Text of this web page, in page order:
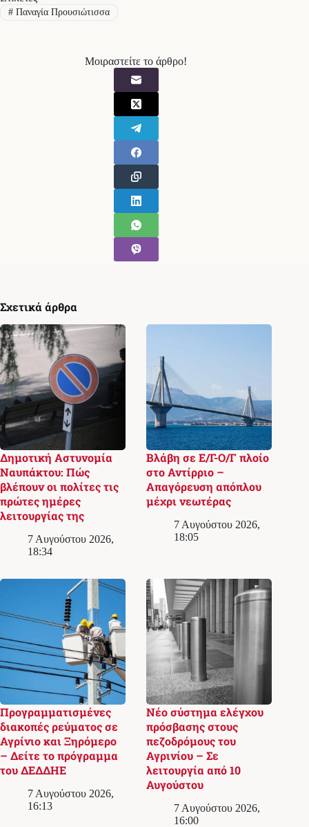
#Παναγία Προυσιώτισσα
Μοιραστείτε το άρθρο!
Σχετικά άρθρα
Δημοτική Αστυνομία
Ναυπάκτου: Πώς
βλέπουν οι πολίτες τις
πρώτες ημέρες
λειτουργίας της
7 Αυγούστου 2026,
18:34
Βλάβη σε Ε/Γ-Ο/Γ πλοίο
στο Αντίρριο –
Απαγόρευση απόπλου
μέχρι νεωτέρας
7 Αυγούστου 2026,
18:05
Προγραμματισμένες
διακοπές ρεύματος σε
Αγρίνιο και Ξηρόμερο
– Δείτε το πρόγραμμα
του ΔΕΔΔΗΕ
7 Αυγούστου 2026,
16:13
Νέο σύστημα ελέγχου
πρόσβασης στους
πεζοδρόμους του
Αγρινίου – Σε
λειτουργία από 10
Αυγούστου
7 Αυγούστου 2026,
16:00